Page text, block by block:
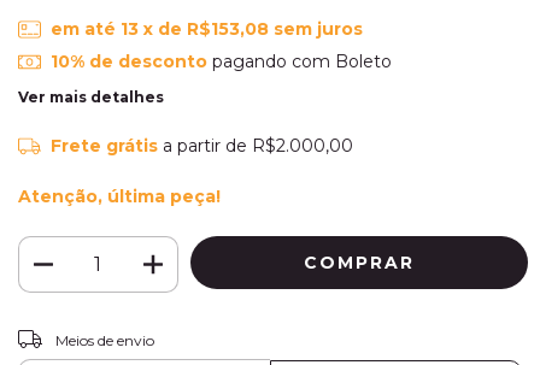
em até 13 x de R$153,08 sem juros
10% de descontopagando com Boleto
Ver mais detalhes
Frete grátis a partir de R$2.000,00
Atenção, última peça!
Entregas para o CEP:
Meios de envio